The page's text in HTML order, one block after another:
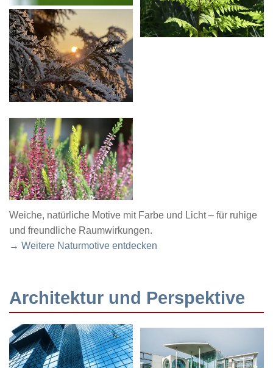
Weiche, natürliche Motive mit Farbe und Licht – für ruhige
und freundliche Raumwirkungen.
→ Weitere Naturmotive entdecken
Architektur und Perspektive